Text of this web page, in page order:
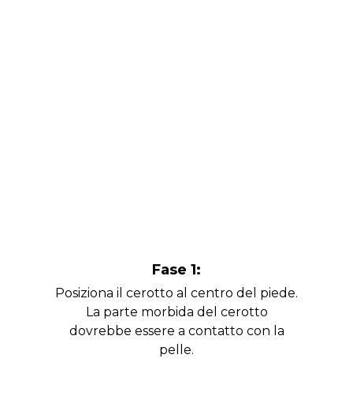
Fase 1:
Posiziona il cerotto al centro del piede.
La parte morbida del cerotto
dovrebbe essere a contatto con la
pelle.